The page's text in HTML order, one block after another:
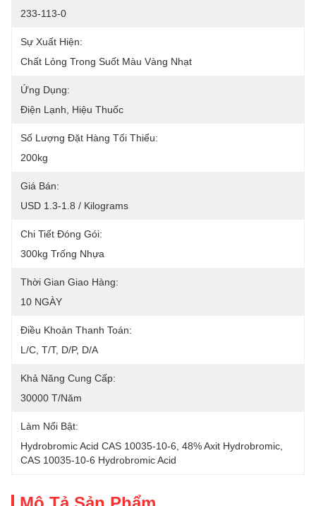
233-113-0
Sự Xuất Hiện:
Chất Lỏng Trong Suốt Màu Vàng Nhạt
Ứng Dụng:
Điện Lạnh, Hiệu Thuốc
Số Lượng Đặt Hàng Tối Thiểu:
200kg
Giá Bán:
USD 1.3-1.8 / Kilograms
Chi Tiết Đóng Gói:
300kg Trống Nhựa
Thời Gian Giao Hàng:
10 NGÀY
Điều Khoản Thanh Toán:
L/C, T/T, D/P, D/A
Khả Năng Cung Cấp:
30000 T/năm
Làm Nổi Bật:
Hydrobromic Acid CAS 10035-10-6 48% Axit Hydrobromic
CAS 10035-10-6 Hydrobromic Acid